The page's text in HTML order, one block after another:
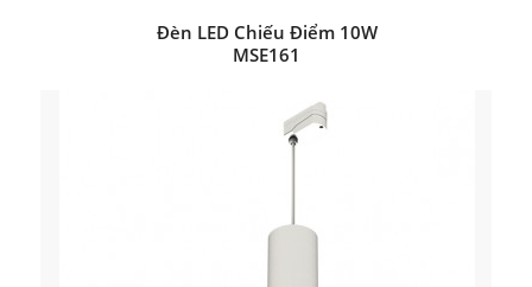
Đèn LED Chiếu Điểm 10W
MSE161